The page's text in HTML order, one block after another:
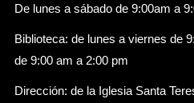
De lunes a sábado de 9:00am a
Biblioteca: de lunes a viernes de
de 9:00 am a 2:00 pm
Dirección: de la Iglesia Santa